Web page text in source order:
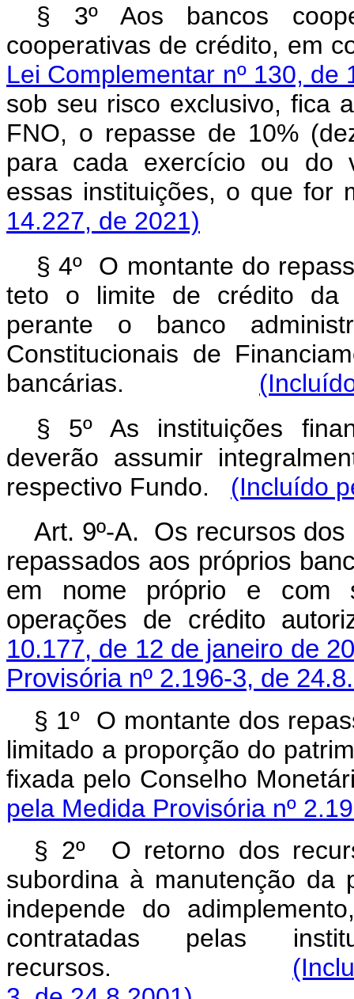
§ 3º Aos bancos
cooperativas de crédito, em
Lei Complementar nº 130, de
sob seu risco exclusivo, fica
FNO, o repasse de 10%
para cada exercício ou do
essas instituições, o que
14.227, de 2021)
§ 4º O montante do
teto o limite de crédito da
perante o banco
Constitucionais de
bancárias.
§ 5º As instituições
deverão assumir
respectivo Fundo.
(Incluído
Art. 9º-A. Os recursos
repassados aos próprios
em nome próprio e com
operações de crédito
10.177, de 12 de janeiro de
Provisória nº 2.196-3, de
§ 1º O montante dos
limitado a proporção do
fixada pelo
pela Medida Provisória nº
§ 2º O retorno dos
subordina à manutenção
independe do
contratadas pelas
recursos.